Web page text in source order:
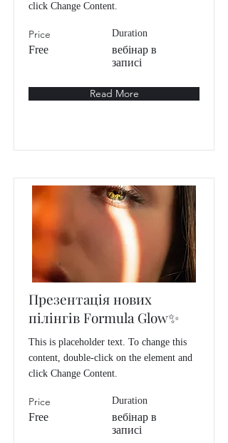
click Change Content.
Price
Free
Duration
вебінар в
записі
Read More
Презентація нових
пілінгів Formula Glow✨
This is placeholder text. To change this
content, double-click on the element and
click Change Content.
Price
Free
Duration
вебінар в
записі